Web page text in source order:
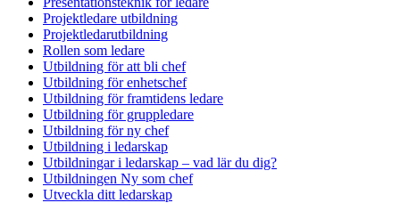
Projektledare utbildning
Projektledarutbildning
Rollen som ledare
Utbildning för att bli chef
Utbildning för enhetschef
Utbildning för framtidens ledare
Utbildning för gruppledare
Utbildning för ny chef
Utbildning i ledarskap
Utbildningar i ledarskap – vad lär du dig?
Utbildningen Ny som chef
Utveckla ditt ledarskap